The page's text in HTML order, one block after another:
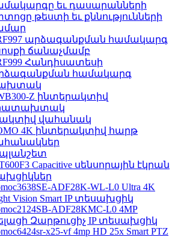
եւ դասարանների
թեստի եւ քննությունների
արձագանքման համակարգ
ճանաչմամբ
Հանդիսատեսի
համակարգ
Z ինտերակտիվ
վահանակ
4K ինտերակտիվ հարթ
պլանշետ
Capacitive սենսորային էկրան
ADF28K-WL-L0 Ultra 4K
Vision Smart IP տեսախցիկ
ADF28KMC-L0 4MP
Զարթուցիչ IP տեսախցիկ
x25-vf 4mp HD 25x Smart PTZ